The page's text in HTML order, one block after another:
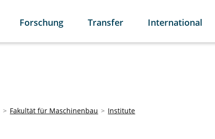
Forschung Transfer International
Fakultät für Maschinenbau
Institute